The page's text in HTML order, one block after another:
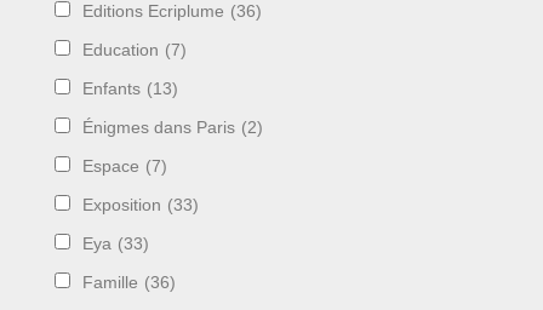
Editions Ecriplume (36)
Education (7)
Enfants (13)
Énigmes dans Paris (2)
Espace (7)
Exposition (33)
Eya (33)
Famille (36)